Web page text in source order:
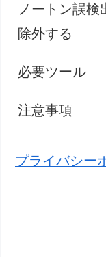
ノートン誤検
除外する
必要ツール
注意事項
プライバシー